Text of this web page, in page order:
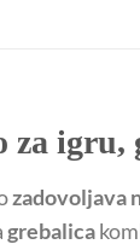
igru,
zadovoljava
grebalica